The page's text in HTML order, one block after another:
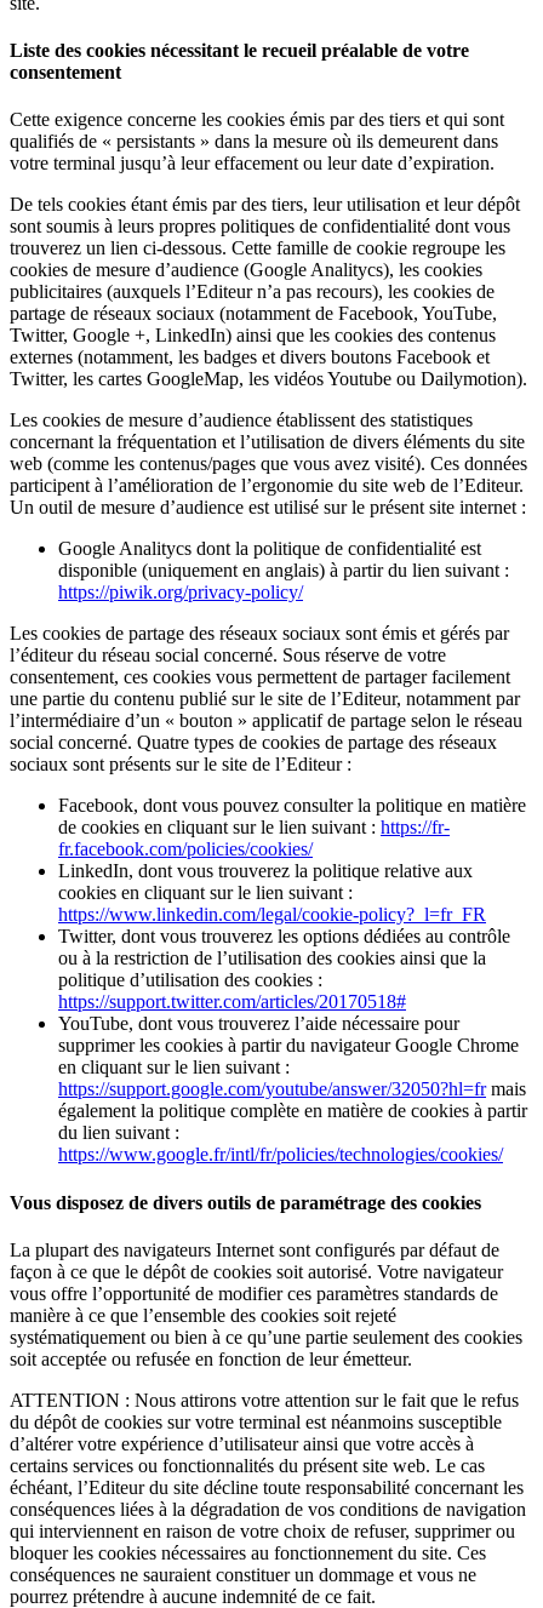
Liste des cookies nécessitant le recueil préalable de votre
consentement
Cette exigence concerne les cookies émis par des tiers et qui sont
qualifiés de « persistants » dans la mesure où ils demeurent dans
votre terminal jusqu’à leur effacement ou leur date d’expiration.
De tels cookies étant émis par des tiers, leur utilisation et leur dépôt
sont soumis à leurs propres politiques de confidentialité dont vous
trouverez un lien ci-dessous. Cette famille de cookie regroupe les
cookies de mesure d’audience (Google Analitycs), les cookies
publicitaires (auxquels l’Editeur n’a pas recours), les cookies de
partage de réseaux sociaux (notamment de Facebook, YouTube,
Twitter, Google +, LinkedIn) ainsi que les cookies des contenus
externes (notamment, les badges et divers boutons Facebook et
Twitter, les cartes GoogleMap, les vidéos Youtube ou Dailymotion).
Les cookies de mesure d’audience établissent des statistiques
concernant la fréquentation et l’utilisation de divers éléments du site
web (comme les contenus/pages que vous avez visité). Ces données
participent à l’amélioration de l’ergonomie du site web de l’Editeur.
Un outil de mesure d’audience est utilisé sur le présent site internet :
Google Analitycs dont la politique de confidentialité est
disponible (uniquement en anglais) à partir du lien suivant :
https://piwik.org/privacy-policy/
Les cookies de partage des réseaux sociaux sont émis et gérés par
l’éditeur du réseau social concerné. Sous réserve de votre
consentement, ces cookies vous permettent de partager facilement
une partie du contenu publié sur le site de l’Editeur, notamment par
l’intermédiaire d’un « bouton » applicatif de partage selon le réseau
social concerné. Quatre types de cookies de partage des réseaux
sociaux sont présents sur le site de l’Editeur :
Facebook, dont vous pouvez consulter la politique en matière
de cookies en cliquant sur le lien suivant : https://fr-
fr.facebook.com/policies/cookies/
LinkedIn, dont vous trouverez la politique relative aux
cookies en cliquant sur le lien suivant :
https://www.linkedin.com/legal/cookie-policy?_l=fr_FR
Twitter, dont vous trouverez les options dédiées au contrôle
ou à la restriction de l’utilisation des cookies ainsi que la
politique d’utilisation des cookies :
https://support.twitter.com/articles/20170518#
YouTube, dont vous trouverez l’aide nécessaire pour
supprimer les cookies à partir du navigateur Google Chrome
en cliquant sur le lien suivant :
https://support.google.com/youtube/answer/32050?hl=frmais
également la politique complète en matière de cookies à partir
du lien suivant :
https://www.google.fr/intl/fr/policies/technologies/cookies/
Vous disposez de divers outils de paramétrage des cookies
La plupart des navigateurs Internet sont configurés par défaut de
façon à ce que le dépôt de cookies soit autorisé. Votre navigateur
vous offre l’opportunité de modifier ces paramètres standards de
manière à ce que l’ensemble des cookies soit rejeté
systématiquement ou bien à ce qu’une partie seulement des cookies
soit acceptée ou refusée en fonction de leur émetteur.
ATTENTION : Nous attirons votre attention sur le fait que le refus
du dépôt de cookies sur votre terminal est néanmoins susceptible
d’altérer votre expérience d’utilisateur ainsi que votre accès à
certains services ou fonctionnalités du présent site web. Le cas
échéant, l’Editeur du site décline toute responsabilité concernant les
conséquences liées à la dégradation de vos conditions de navigation
qui interviennent en raison de votre choix de refuser, supprimer ou
bloquer les cookies nécessaires au fonctionnement du site. Ces
conséquences ne sauraient constituer un dommage et vous ne
pourrez prétendre à aucune indemnité de ce fait.